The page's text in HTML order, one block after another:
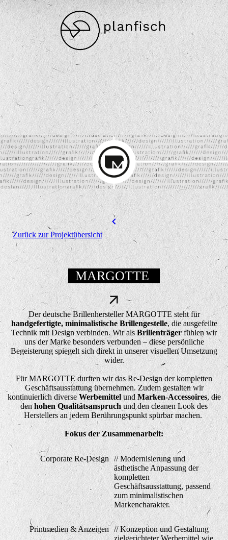
Zurück zur Projektübersicht
MARGOTTE
Der deutsche Brillenhersteller MARGOTTE steht für
handgefertigte, minimalistische Brillengestelle, die ausgefeilte
Technik mit Design verbinden. Wir alsBrillenträgerfühlen wir
uns der Marke besonders verbunden – diese persönliche
Begeisterung spiegelt sich direkt in unserer visuellen Umsetzung
wider.
Für MARGOTTE durften wir das Re-Design der kompletten
Geschäftsausstattung übernehmen. Zudem gestalten wir
kontinuierlich diverse WerbemittelundMarken-Accessoires, die
denhohen Qualitätsanspruchund den cleanen Look des
Herstellers an jedem Berührungspunkt spürbar machen.
Fokus der Zusammenarbeit:
Corporate Re-Design
// Modernisierung und
ästhetische Anpassung der
kompletten
Geschäftsausstattung, passend
zum minimalistischen
Markencharakter.
Printmedien & Anzeigen // Konzeption und Gestaltung
zielgerichteter Werbemittel wie